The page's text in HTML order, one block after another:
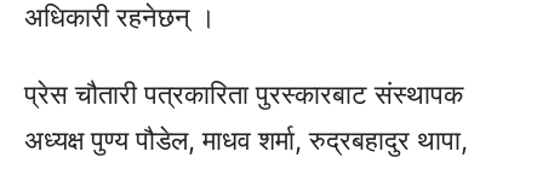
अधिकारी रहनेछन् ।
प्रेस चौतारी पत्रकारिता पुरस्कारबाट संस्थापक
अध्यक्ष पुण्य पौडेल, माधव शर्मा, रुद्रबहादुर थापा,